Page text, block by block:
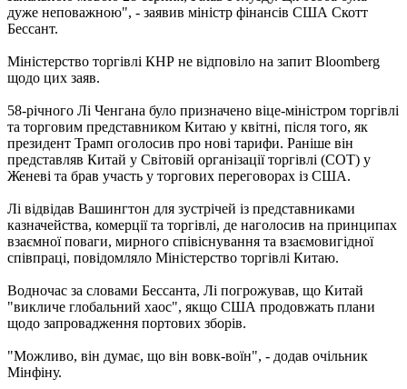
дуже неповажною", - заявив міністр фінансів США Скотт
Бессант.
Міністерство торгівлі КНР не відповіло на запит Bloomberg
щодо цих заяв.
58-річного Лі Ченгана було призначено віце-міністром торгівлі
та торговим представником Китаю у квітні, після того, як
президент Трамп оголосив про нові тарифи. Раніше він
представляв Китай у Світовій організації торгівлі (СОТ) у
Женеві та брав участь у торгових переговорах із США.
Лі відвідав Вашингтон для зустрічей із представниками
казначейства, комерції та торгівлі, де наголосив на принципах
взаємної поваги, мирного співіснування та взаємовигідної
співпраці, повідомляло Міністерство торгівлі Китаю.
Водночас за словами Бессанта, Лі погрожував, що Китай
"викличе глобальний хаос", якщо США продовжать плани
щодо запровадження портових зборів.
"Можливо, він думає, що він вовк-воїн", - додав очільник
Мінфіну.